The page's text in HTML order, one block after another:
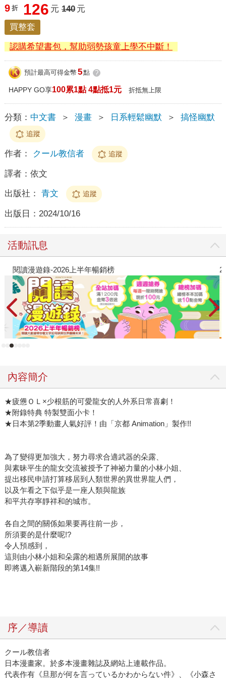
9 折 126 元 140 元
買整套
認購希望書包，幫助弱勢孩童上學不中斷！
預計最高可得金幣 5點 ?
HAPPY GO享100累1點 4點抵1元 折抵無上限
分類： 中文書 ＞ 漫畫 ＞ 日系輕鬆幽默 ＞ 搞怪幽默
追蹤
作者： クール教信者 追蹤
譯者： 依文
出版社： 青文 追蹤
出版日： 2024/10/16
活動訊息
閱讀漫遊錄-2026上半年暢銷榜
內容簡介
★疲憊ＯＬ×少根筋的可愛龍女的人外系日常喜劇！
★附錄特典 特製雙面小卡！
★日本第2季動畫人氣好評！由「京都 Animation」製作!!
為了變得更加強大，努力尋求合適武器的朵露、
與素昧平生的龍女交流被授予了神祕力量的小林小姐、
提出移民申請打算移居到人類世界的異世界龍人們，
以及乍看之下似乎是一座人類與龍族
和平共存寧靜祥和的城市。
各自之間的關係如果要再往前一步，
所須要的是什麼呢!?
令人預感到，
這則由小林小姐和朵露的相遇所展開的故事
即將邁入嶄新階段的第14集!!
序／導讀
クール教信者
日本漫畫家。於多本漫畫雜誌及網站上連載作品。
代表作有《旦那が何を言っているかわからない件》、《小森さ